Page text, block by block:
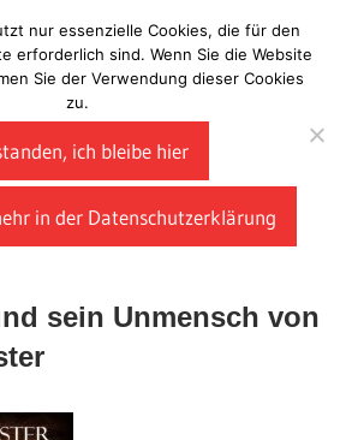
Laberladen
sein Unmensch von
nur essenzielle Cookies, die für den
erforderlich sind. Wenn Sie die Website
Sie der Verwendung dieser Cookies
zu.
ich bleibe hier
in der Datenschutzerklärung